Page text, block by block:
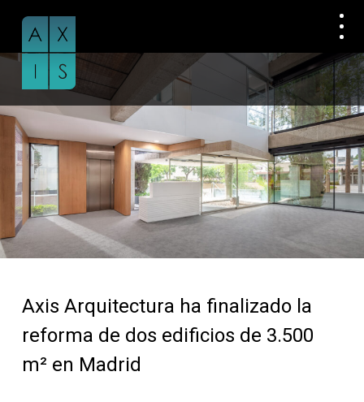
content
Axis Arquitectura ha finalizado la
reforma de dos edificios de 3.500
m² en Madrid